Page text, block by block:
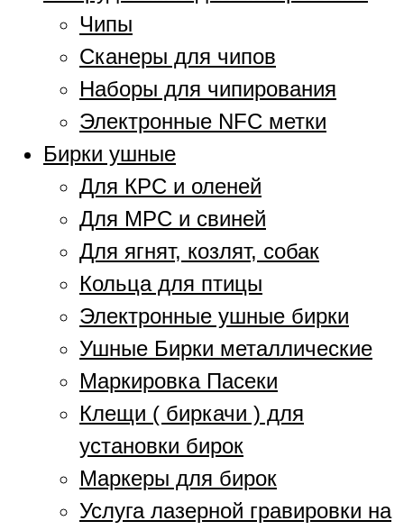
Чипы
Сканеры для чипов
Наборы для чипирования
Электронные NFC метки
Бирки ушные
Для КРС и оленей
Для МРС и свиней
Для ягнят, козлят, собак
Кольца для птицы
Электронные ушные бирки
Ушные Бирки металлические
Маркировка Пасеки
Клещи ( биркачи ) для
установки бирок
Маркеры для бирок
Услуга лазерной гравировки на